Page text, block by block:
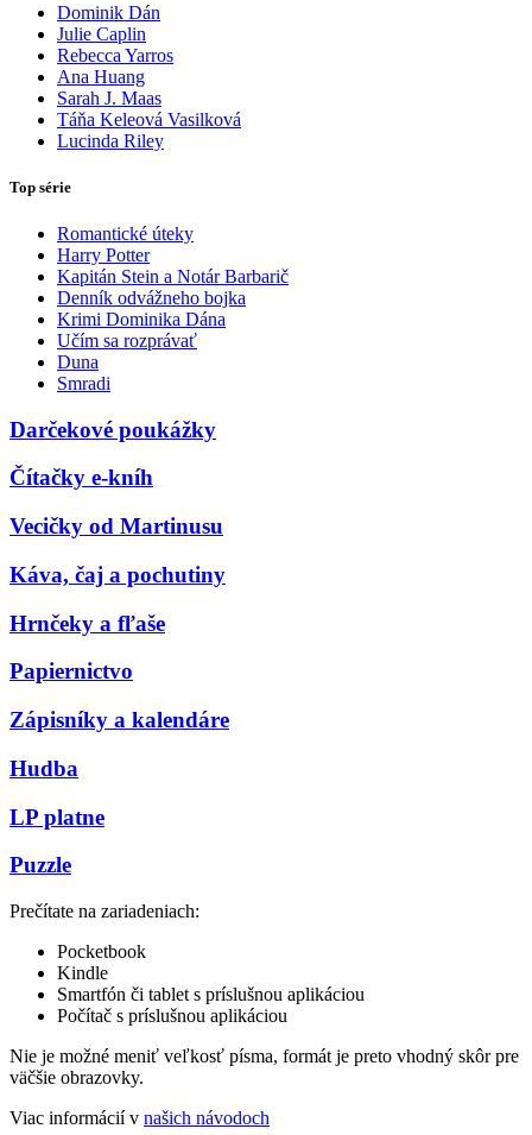
Dominik Dán
Julie Caplin
Rebecca Yarros
Ana Huang
Sarah J. Maas
Táňa Keleová Vasilková
Lucinda Riley
Top série
Romantické úteky
Harry Potter
Kapitán Stein a Notár Barbarič
Denník odvážneho bojka
Krimi Dominika Dána
Učím sa rozprávať
Duna
Smradi
Darčekové poukážky
Čítačky e-kníh
Vecičky od Martinusu
Káva, čaj a pochutiny
Hrnčeky a fľaše
Papiernictvo
Zápisníky a kalendáre
Hudba
LP platne
Puzzle
Prečítate na zariadeniach:
Pocketbook
Kindle
Smartfón či tablet s príslušnou aplikáciou
Počítač s príslušnou aplikáciou
Nie je možné meniť veľkosť písma, formát je preto vhodný skôr pre
väčšie obrazovky.
Viac informácií v našich návodoch